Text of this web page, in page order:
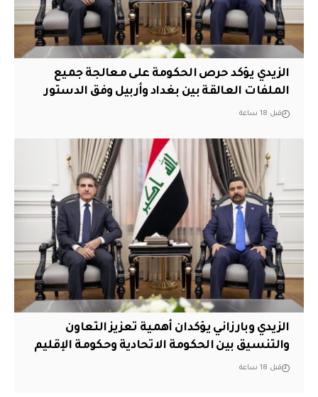
الزيدي يؤكد حرص الحكومة على معالجة جميع
الملفات العالقة بين بغداد وأربيل وفق الدستور
قبل 18 ساعة
الزيدي وبارزاني يؤكدان أهمية تعزيز التعاون
والتنسيق بين الحكومة الاتحادية وحكومة الإقليم
قبل 18 ساعة